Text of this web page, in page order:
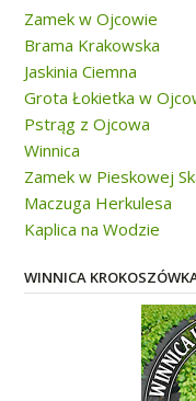
Zamek w Ojcowie
Brama Krakowska
Jaskinia Ciemna
Grota Łokietka w
Pstrąg z Ojcowa
Winnica
Zamek w Pieskowej
Maczuga Herkulesa
Kaplica na Wodzie
WINNICA